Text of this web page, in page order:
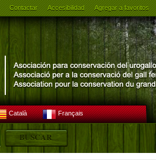
Contactar Accesibilidad Agregar a favoritos
Català Français